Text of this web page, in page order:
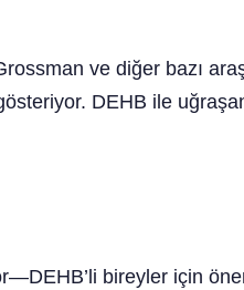
ve diğer bazı
DEHB ile
bireyler için